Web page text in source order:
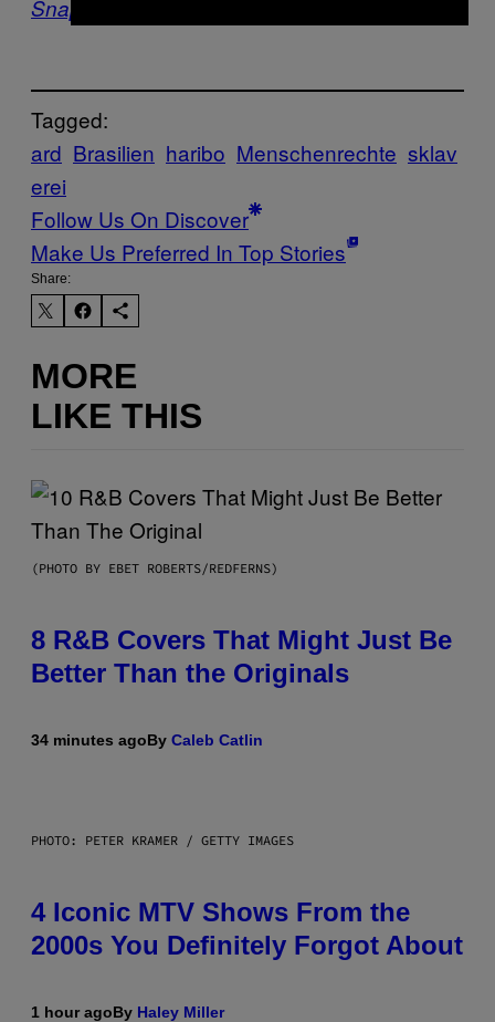
Snapchat
Tagged:
ard Brasilien haribo Menschenrechte sklav
erei
Follow Us On Discover
Make Us Preferred In Top Stories
Share:
MORE
LIKE THIS
(PHOTO BY EBET ROBERTS/REDFERNS)
8 R&B Covers That Might Just Be
Better Than the Originals
34 minutes agoBy Caleb Catlin
PHOTO: PETER KRAMER / GETTY IMAGES
4 Iconic MTV Shows From the
2000s You Definitely Forgot About
1 hour agoBy Haley Miller